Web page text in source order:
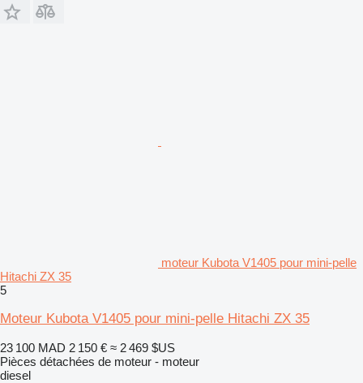
moteur Kubota V1405 pour mini-pelle
Hitachi ZX 35
5
Moteur Kubota V1405 pour mini-pelle Hitachi ZX 35
23 100 MAD 2 150 € ≈ 2 469 $US
Pièces détachées de moteur - moteur
diesel